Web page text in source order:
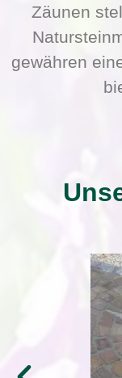
Zäunen
gewähren